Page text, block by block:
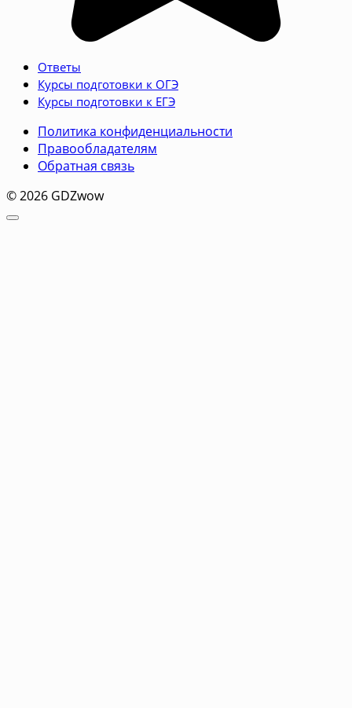
Ответы
Курсы подготовки к ОГЭ
Курсы подготовки к ЕГЭ
Политика конфиденциальности
Правообладателям
Обратная связь
© 2026 GDZwow